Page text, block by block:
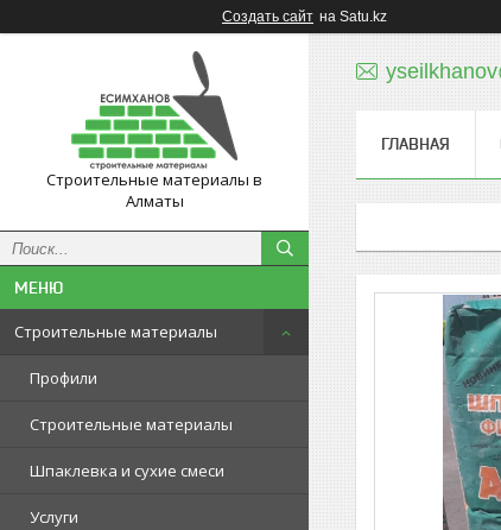
Создать сайт на Satu.kz
Строительные материалы в
Алматы
Строительные материалы
Профили
Строительные материалы
Шпаклевка и сухие смеси
Услуги
ГЛАВНАЯ